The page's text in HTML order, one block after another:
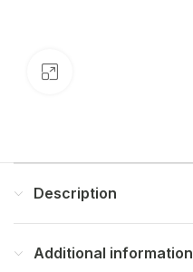
Description
Additional information